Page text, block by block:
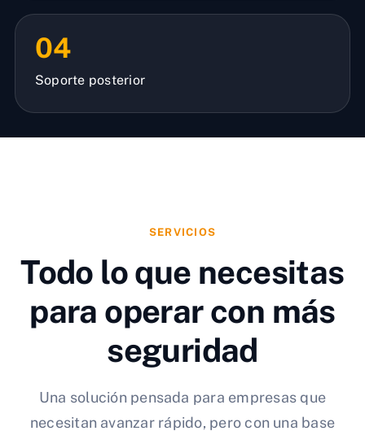
04
Soporte posterior
SERVICIOS
Todo lo que necesitas
para operar con más
seguridad
Una solución pensada para empresas que
necesitan avanzar rápido, pero con una base